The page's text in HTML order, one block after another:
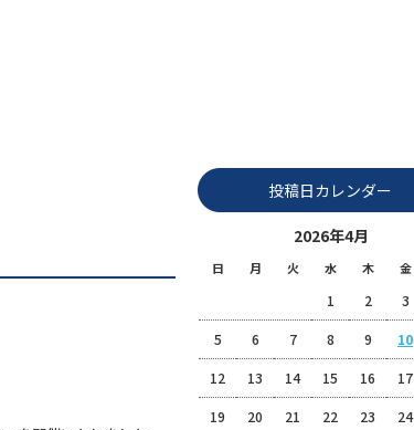
投稿日カレンダー
2026年4月
日 月 火 水 木 金
1 2 3
5 6 7 8 9 10
12 13 14 15 16 17
19 20 21 22 23 24